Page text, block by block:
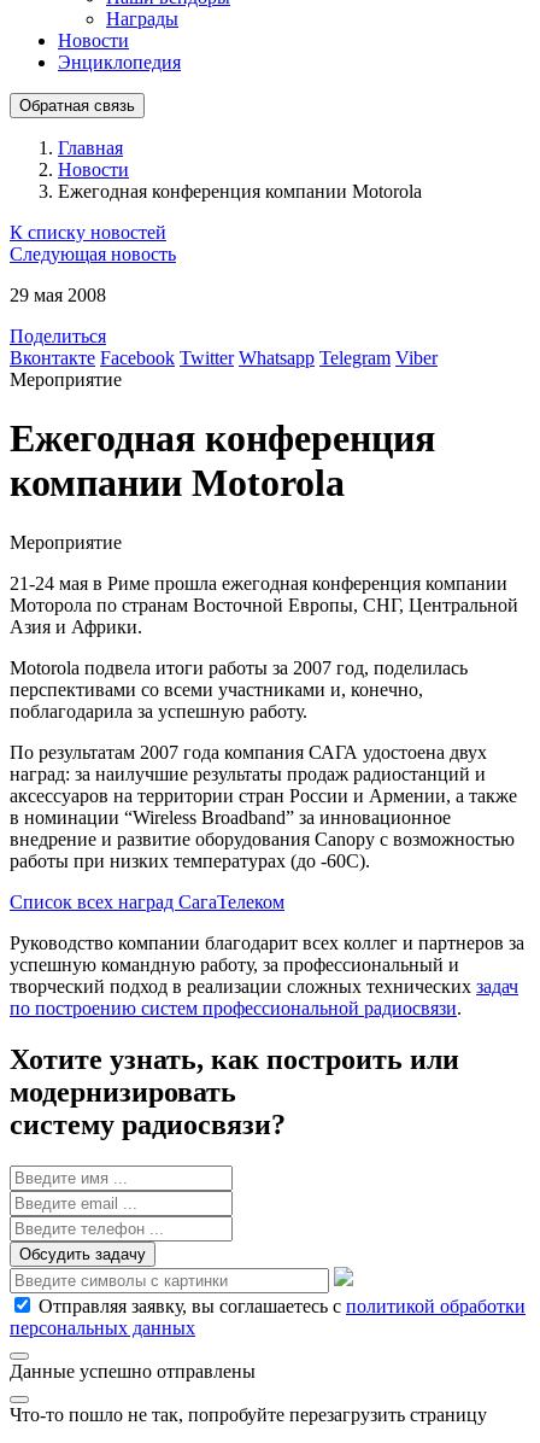
Награды
Новости
Энциклопедия
Обратная связь
Главная
Новости
Ежегодная конференция компании Motorola
К списку новостей
Следующая новость
29 мая 2008
Поделиться
Вконтакте Facebook Twitter Whatsapp Telegram Viber
Мероприятие
Ежегодная конференция
компании Motorola
Мероприятие
21-24 мая в Риме прошла ежегодная конференция компании
Моторола по странам Восточной Европы, СНГ, Центральной
Азия и Африки.
Motorola подвела итоги работы за 2007 год, поделилась
перспективами со всеми участниками и, конечно,
поблагодарила за успешную работу.
По результатам 2007 года компания САГА удостоена двух
наград: за наилучшие результаты продаж радиостанций и
аксессуаров на территории стран России и Армении, а также
в номинации “Wireless Broadband” за инновационное
внедрение и развитие оборудования Canopy с возможностью
работы при низких температурах (до -60С).
Список всех наград СагаТелеком
Руководство компании благодарит всех коллег и партнеров за
успешную командную работу, за профессиональный и
творческий подход в реализации сложных технических задач
по построению систем профессиональной радиосвязи.
Хотите узнать, как построить или
модернизировать
систему радиосвязи?
Обсудить задачу
Отправляя заявку, вы соглашаетесь с политикой обработки
персональных данных
Данные успешно отправлены
Что-то пошло не так, попробуйте перезагрузить страницу